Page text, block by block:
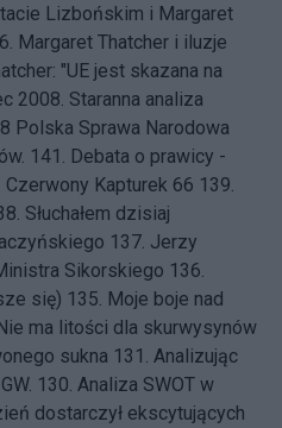
Lizbońskim i Margaret
Margaret Thatcher i iluzje
"UE jest skazana na
2008. Staranna analiza
Polska Sprawa Narodowa
141.
Debata o prawicy -
Czerwony Kapturek 66 139.
Słuchałem dzisiaj
137. Jerzy
Sikorskiego 136.
się) 135. Moje boje nad
ma litości dla skurwysynów
sukna 131. Analizując
130. Analiza SWOT w
dostarczył ekscytujących